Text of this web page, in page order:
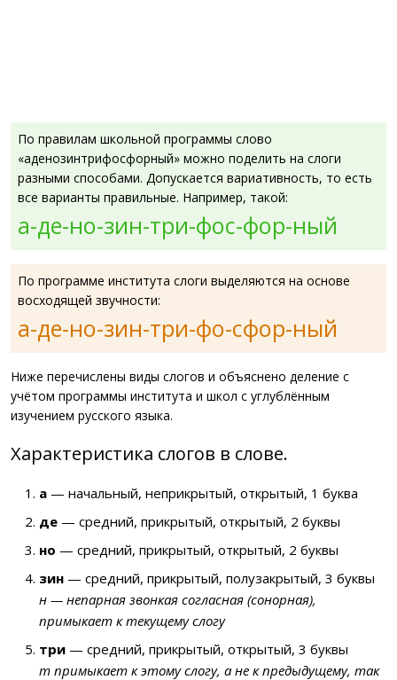
По правилам школьной программы слово
«аденозинтрифосфорный» можно поделить на слоги
разными способами. Допускается вариативность, то есть
все варианты правильные. Например, такой:
а-де-но-зин-три-фос-фор-ный
По программе института слоги выделяются на основе
восходящей звучности:
а-де-но-зин-три-фо-сфор-ный
Ниже перечислены виды слогов и объяснено деление с
учётом программы института и школ с углублённым
изучением русского языка.
Характеристика слогов в слове.
а — начальный, неприкрытый, открытый, 1 буква
де — средний, прикрытый, открытый, 2 буквы
но — средний, прикрытый, открытый, 2 буквы
зин — средний, прикрытый, полузакрытый, 3 буквы
н — непарная звонкая согласная (сонорная),
примыкает к текущему слогу
три — средний, прикрытый, открытый, 3 буквы
т примыкает к этому слогу, а не к предыдущему, так